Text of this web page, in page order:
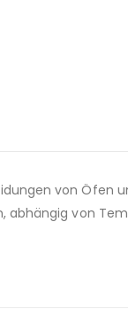
von Öfen
von